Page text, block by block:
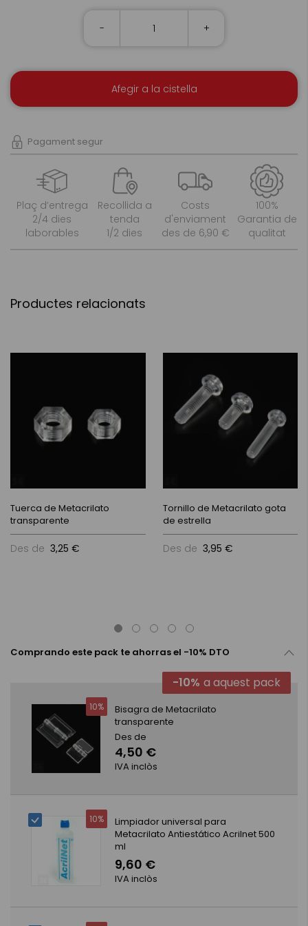
- +
Afegir a la cistella
Pagament segur
Plaç d’entrega
2/4 dies
laborables
Recollida a
tenda
1/2 dies
Costs
d'enviament
des de 6,90 €
100%
Garantia de
qualitat
Comprando este pack te ahorras el -10% DTO
10%
Bisagra de Metacrilato
transparente
Des de
4,50 €
IVA inclòs
10%
Limpiador universal para
Metacrilato Antiestático Acrilnet 500
ml
9,60 €
IVA inclòs
-10% a aquest pack
Productes relacionats
Tuerca de Metacrilato
transparente
Des de 3,25 €
Tornillo de Metacrilato gota
de estrella
Des de 3,95 €